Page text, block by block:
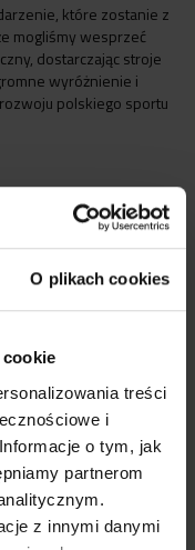
O plikach cookies
treści
i
o tym, jak
partnerom
z innymi danymi
które zostanie z
mogliśmy wesprzeć
dostarczając stroje
wyróżnienie i
polskiego sportu